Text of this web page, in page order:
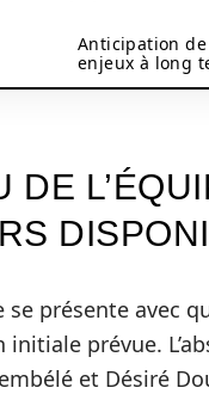
Anticipation
enjeux à long
DE
se présente avec
prévue.
et Désiré